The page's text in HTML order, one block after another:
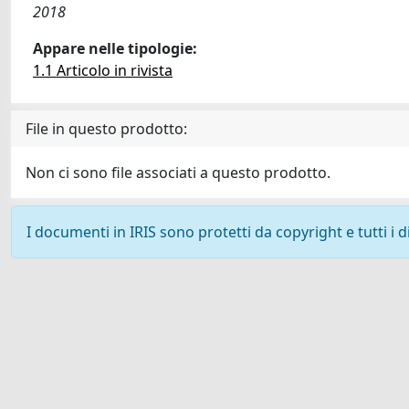
2018
Appare nelle tipologie:
1.1 Articolo in rivista
File in questo prodotto:
Non ci sono file associati a questo prodotto.
I documenti in IRIS sono protetti da copyright e tutti i